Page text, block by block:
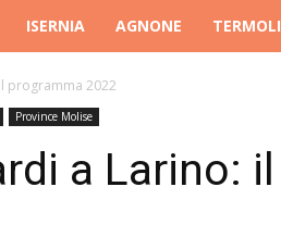
ISERNIA AGNONE TERMOLI
programma 2022
Province Molise
a Larino: il